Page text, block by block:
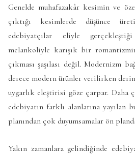
Genelde muhafazakâr kesimin ve
çıktığı kesimlerde düşünce
edebiyatçılar eliyle
melankoliyle karışık bir
çıkması şaşılası değil. Modernizm
derece modern ürünler verilirken
uygarlık eleştirisi göze çarpar. Daha
edebiyatın farklı alanlarına yayılan
planından çok duyumsamalar ön
Yakın zamanlara gelindiğinde